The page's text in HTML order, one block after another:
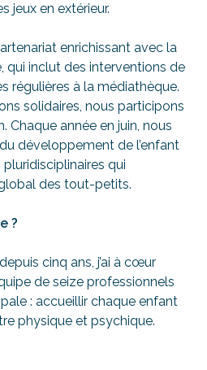
jeux en extérieur.
enrichissant avec la
qui inclut des interventions de
régulières à la médiathèque.
solidaires, nous participons
Chaque année en juin, nous
développement de l’enfant
qui
des tout-petits.
?
cinq ans, j’ai à cœur
de seize professionnels
: accueillir chaque enfant
physique et psychique.